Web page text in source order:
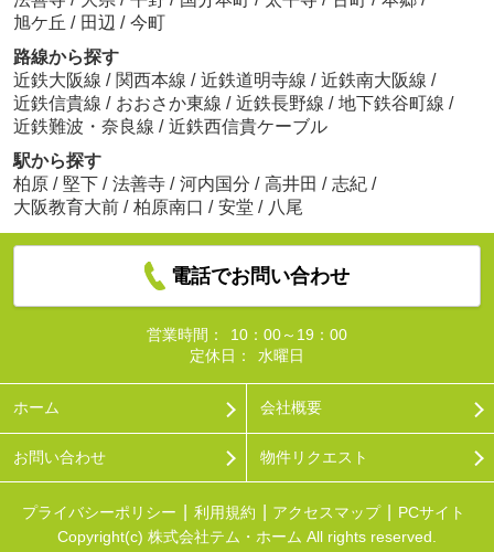
旭ケ丘 / 田辺 / 今町
路線から探す
近鉄大阪線 / 関西本線 / 近鉄道明寺線 / 近鉄南大阪線 /
近鉄信貴線 / おおさか東線 / 近鉄長野線 / 地下鉄谷町線 /
近鉄難波・奈良線 / 近鉄西信貴ケーブル
駅から探す
柏原 / 堅下 / 法善寺 / 河内国分 / 高井田 / 志紀 /
大阪教育大前 / 柏原南口 / 安堂 / 八尾
電話でお問い合わせ
営業時間：
10：00～19：00
定休日：
水曜日
ホーム 会社概要
お問い合わせ 物件リクエスト
プライバシーポリシー 利用規約 アクセスマップ
PCサイト
Copyright(c) 株式会社テム・ホーム All rights reserved.